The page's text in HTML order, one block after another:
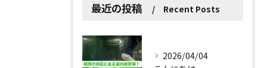
最近の投稿 Recent Posts
2026/04/04